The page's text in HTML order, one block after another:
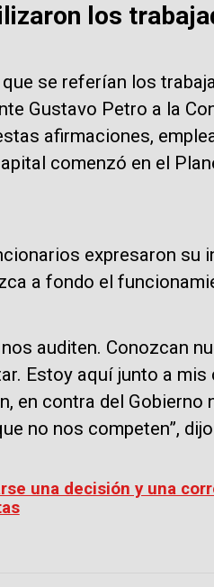
los
se referían los
Gustavo Petro a la
afirmaciones,
comenzó en el
expresaron su
a fondo el
auditen. Conozcan
Estoy aquí junto a
en contra del Gobierno
no nos competen”,
una decisión y una